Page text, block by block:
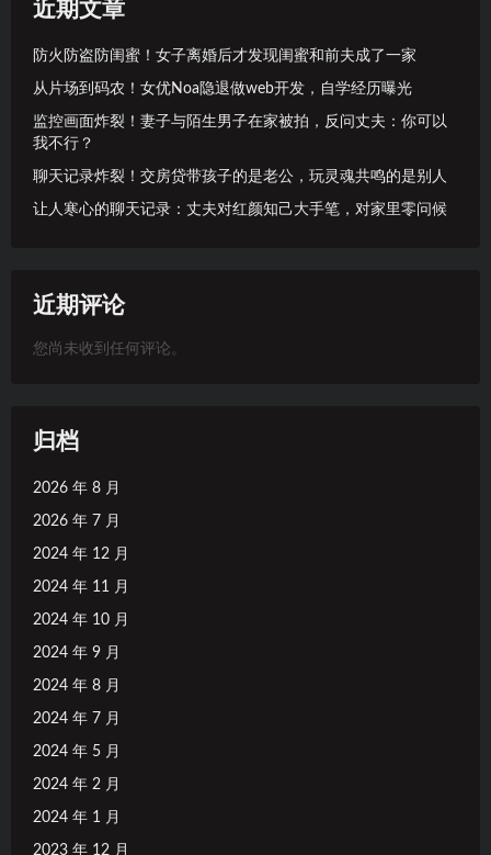
近期文章
防火防盗防闺蜜！女子离婚后才发现闺蜜和前夫成了一家
从片场到码农！女优Noa隐退做web开发，自学经历曝光
监控画面炸裂！妻子与陌生男子在家被拍，反问丈夫：你可以
我不行？
聊天记录炸裂！交房贷带孩子的是老公，玩灵魂共鸣的是别人
让人寒心的聊天记录：丈夫对红颜知己大手笔，对家里零问候
近期评论
您尚未收到任何评论。
归档
2026 年 8 月
2026 年 7 月
2024 年 12 月
2024 年 11 月
2024 年 10 月
2024 年 9 月
2024 年 8 月
2024 年 7 月
2024 年 5 月
2024 年 2 月
2024 年 1 月
2023 年 12 月